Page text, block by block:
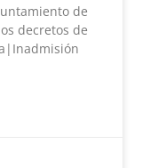
de
decretos de